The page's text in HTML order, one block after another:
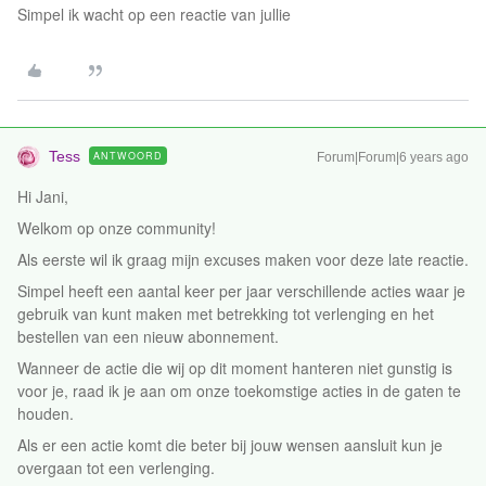
Simpel ik wacht op een reactie van jullie
Tess ANTWOORD Forum|Forum|6 years ago
Hi Jani,
Welkom op onze community!
Als eerste wil ik graag mijn excuses maken voor deze late reactie.
Simpel heeft een aantal keer per jaar verschillende acties waar je
gebruik van kunt maken met betrekking tot verlenging en het
bestellen van een nieuw abonnement.
Wanneer de actie die wij op dit moment hanteren niet gunstig is
voor je, raad ik je aan om onze toekomstige acties in de gaten te
houden.
Als er een actie komt die beter bij jouw wensen aansluit kun je
overgaan tot een verlenging.